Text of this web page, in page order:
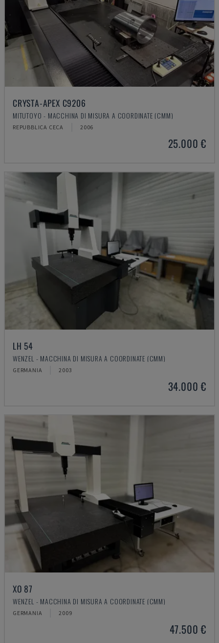
CRYSTA-APEX C9206
MITUTOYO - MACCHINA DI MISURA A COORDINATE (CMM)
REPUBBLICA CECA 2006
25.000 €
LH 54
WENZEL - MACCHINA DI MISURA A COORDINATE (CMM)
GERMANIA 2003
34.000 €
XO 87
WENZEL - MACCHINA DI MISURA A COORDINATE (CMM)
GERMANIA 2009
47.500 €